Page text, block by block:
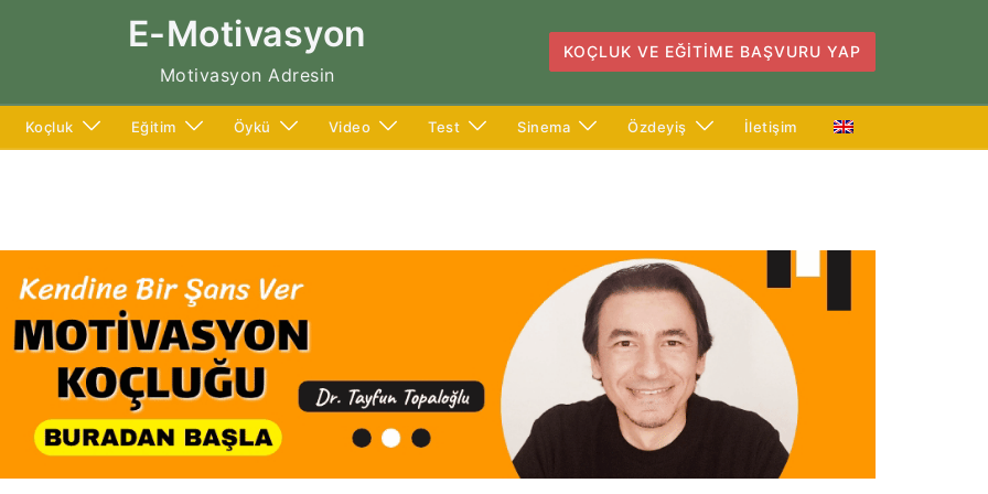
E-Motivasyon
Motivasyon Adresin
KOÇLUK VE EĞITIME BAŞVURU YAP
Koçluk Eğitim Öykü Video Test Sinema Özdeyiş İletişim